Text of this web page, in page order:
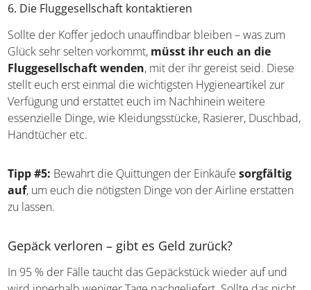
6. Die Fluggesellschaft kontaktieren
Sollte der Koffer jedoch unauffindbar bleiben – was zum
Glück sehr selten vorkommt, müsst ihr euch an die
Fluggesellschaft wenden, mit der ihr gereist seid. Diese
stellt euch erst einmal die wichtigsten Hygieneartikel zur
Verfügung und erstattet euch im Nachhinein weitere
essenzielle Dinge, wie Kleidungsstücke, Rasierer, Duschbad,
Handtücher etc.
Tipp #5: Bewahrt die Quittungen der Einkäufesorgfältig
auf, um euch die nötigsten Dinge von der Airline erstatten
zu lassen.
Gepäck verloren – gibt es Geld zurück?
In 95 % der Fälle taucht das Gepäckstück wieder auf und